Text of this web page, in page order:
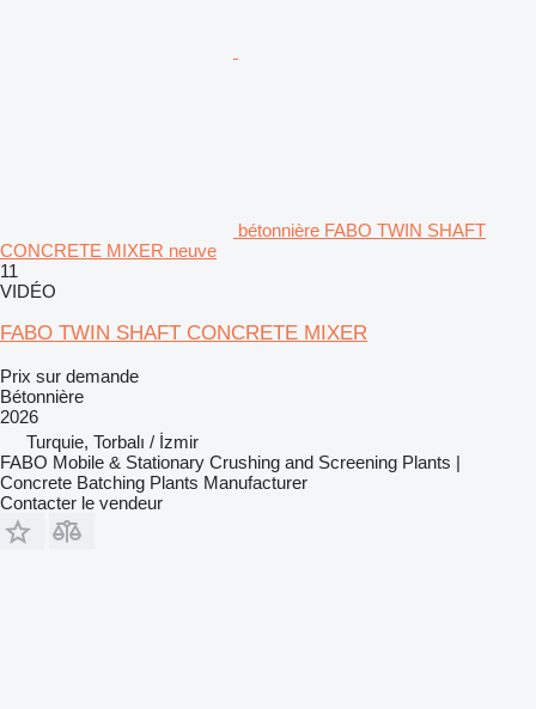
bétonnière FABO TWIN SHAFT
CONCRETE MIXER neuve
11
VIDÉO
FABO TWIN SHAFT CONCRETE MIXER
Prix sur demande
Bétonnière
2026
Turquie, Torbalı / İzmir
FABO Mobile & Stationary Crushing and Screening Plants |
Concrete Batching Plants Manufacturer
Contacter le vendeur